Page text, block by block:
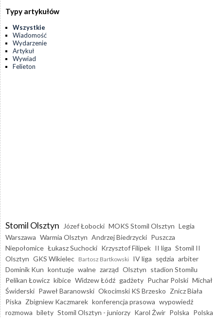
Typy artykułów
Wszystkie
Wiadomość
Wydarzenie
Artykuł
Wywiad
Felieton
Stomil Olsztyn Józef Łobocki MOKS Stomil Olsztyn Legia
Warszawa Warmia Olsztyn Andrzej Biedrzycki Puszcza
Niepołomice Łukasz Suchocki Krzysztof Filipek II liga Stomil II
Olsztyn GKS Wikielec Bartosz Bartkowski IV liga sędzia arbiter
Dominik Kun kontuzje walne zarząd Olsztyn stadion Stomilu
Pelikan Łowicz kibice Widzew Łódź gadżety Puchar Polski Michał
Świderski Paweł Baranowski Okocimski KS Brzesko Znicz Biała
Piska Zbigniew Kaczmarek konferencja prasowa wypowiedź
rozmowa bilety Stomil Olsztyn - juniorzy Karol Żwir Polska Polska